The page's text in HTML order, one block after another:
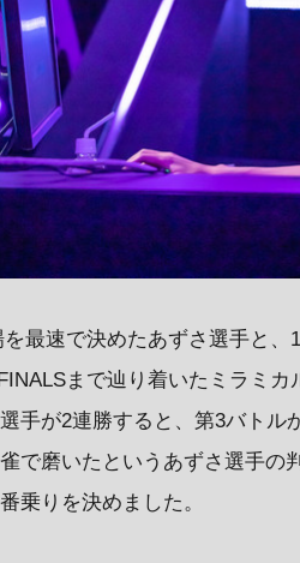
最速で決めたあずさ選手と
まで辿り着いたミラミカ
手が2連勝すると、第3バト
で磨いたというあずさ選手の
乗りを決めました。